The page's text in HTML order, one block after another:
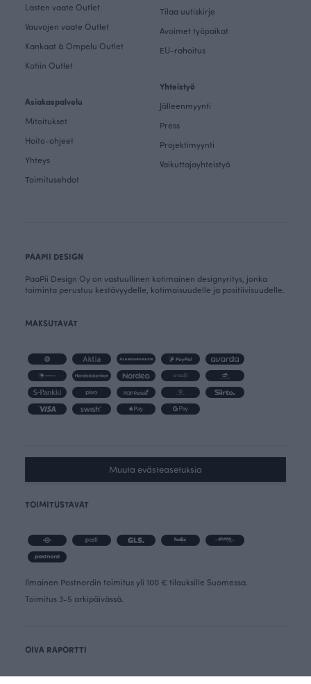
Lasten vaate Outlet
Vauvojen vaate Outlet
Kankaat & Ompelu Outlet
Kotiin Outlet
Asiakaspalvelu
Mitoitukset
Hoito-ohjeet
Yhteys
Toimitusehdot
Tilaa uutiskirje
Avoimet työpaikat
EU-rahoitus
Yhteistyö
Jälleenmyynti
Press
Projektimyynti
Vaikuttajayhteistyö
PAAPII DESIGN
PaaPii Design Oy on vastuullinen kotimainen designyritys, jonka
toiminta perustuu kestävyydelle, kotimaisuudelle ja positiivisuudelle.
MAKSUTAVAT
Muuta evästeasetuksia
TOIMITUSTAVAT
Ilmainen Postnordin toimitus yli 100 € tilauksille Suomessa.
Toimitus 3-5 arkipäivässä.
OIVA RAPORTTI